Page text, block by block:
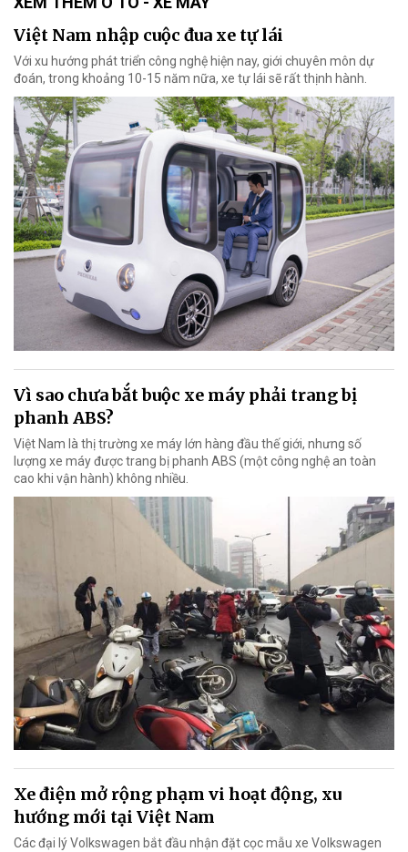
Việt Nam nhập cuộc đua xe tự lái
Với xu hướng phát triển công nghệ hiện nay, giới chuyên môn dự
đoán, trong khoảng 10-15 năm nữa, xe tự lái sẽ rất thịnh hành.
Vì sao chưa bắt buộc xe máy phải trang bị
phanh ABS?
Việt Nam là thị trường xe máy lớn hàng đầu thế giới, nhưng số
lượng xe máy được trang bị phanh ABS (một công nghệ an toàn
cao khi vận hành) không nhiều.
Xe điện mở rộng phạm vi hoạt động, xu
hướng mới tại Việt Nam
Các đại lý Volkswagen bắt đầu nhận đặt cọc mẫu xe Volkswagen